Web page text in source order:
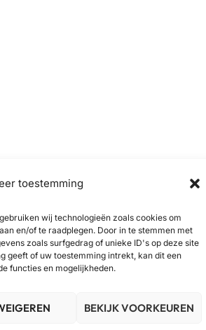
toestemming
wij technologieën zoals cookies om
en/of te raadplegen. Door in te stemmen met
zoals surfgedrag of unieke ID's op deze site
geeft of uw toestemming intrekt, kan dit een
functies en mogelijkheden.
BEKIJK VOORKEUREN